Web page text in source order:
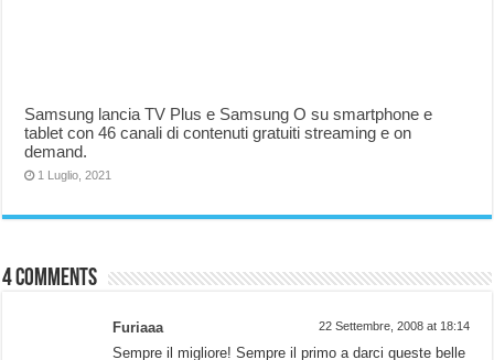
Samsung lancia TV Plus e Samsung O su smartphone e
tablet con 46 canali di contenuti gratuiti streaming e on
demand.
1 Luglio, 2021
4 comments
Furiaaa 22 Settembre, 2008 at 18:14
Sempre il migliore! Sempre il primo a darci queste belle